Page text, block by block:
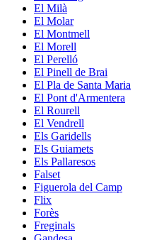
El Milà
El Molar
El Montmell
El Morell
El Perelló
El Pinell de Brai
El Pla de Santa Maria
El Pont d'Armentera
El Rourell
El Vendrell
Els Garidells
Els Guiamets
Els Pallaresos
Falset
Figuerola del Camp
Flix
Forès
Freginals